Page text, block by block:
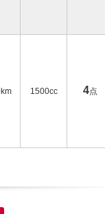
1500cc 4点